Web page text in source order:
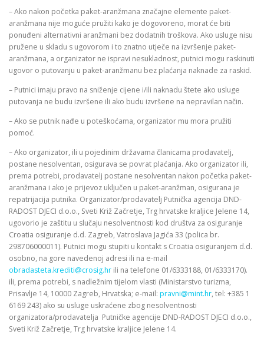
– Ako nakon početka paket-aranžmana značajne elemente paket-
aranžmana nije moguće pružiti kako je dogovoreno, morat će biti
ponuđeni alternativni aranžmani bez dodatnih troškova. Ako usluge nisu
pružene u skladu s ugovorom i to znatno utječe na izvršenje paket-
aranžmana, a organizator ne ispravi nesukladnost, putnici mogu raskinuti
ugovor o putovanju u paket-aranžmanu bez plaćanja naknade za raskid.
– Putnici imaju pravo na sniženje cijene i/ili naknadu štete ako usluge
putovanja ne budu izvršene ili ako budu izvršene na nepravilan način.
– Ako se putnik nađe u poteškoćama, organizator mu mora pružiti
pomoć.
– Ako organizator, ili u pojedinim državama članicama prodavatelj,
postane nesolventan, osigurava se povrat plaćanja. Ako organizator ili,
prema potrebi, prodavatelj postane nesolventan nakon početka paket-
aranžmana i ako je prijevoz uključen u paket-aranžman, osigurana je
repatrijacija putnika. Organizator/prodavatelj Putnička agencija DND-
RADOST DJECI d.o.o., Sveti Križ Začretje, Trg hrvatske kraljice Jelene 14,
ugovorio je zaštitu u slučaju nesolventnosti kod društva za osiguranje
Croatia osiguranje d.d. Zagreb, Vatroslava Jagića 33 (polica br.
298706000011). Putnici mogu stupiti u kontakt s Croatia osiguranjem d.d.
osobno, na gore navedenoj adresi ili na e-mail
obradasteta.krediti@crosig.hr ili na telefone 01/6333188, 01/6333170).
ili, prema potrebi, s nadležnim tijelom vlasti (Ministarstvo turizma,
Prisavlje 14, 10000 Zagreb, Hrvatska; e-mail: pravni@mint.hr, tel: +385 1
6169 243) ako su usluge uskraćene zbog nesolventnosti
organizatora/prodavatelja Putničke agencije DND-RADOST DJECI d.o.o.,
Sveti Križ Začretje, Trg hrvatske kraljice Jelene 14.